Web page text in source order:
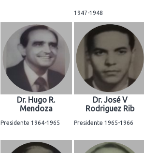
1947-1948
Dr. Hugo R.
Mendoza
Presidente 1964-1965
Dr. José V
Rodriguez Rib
Presidente 1965-1966